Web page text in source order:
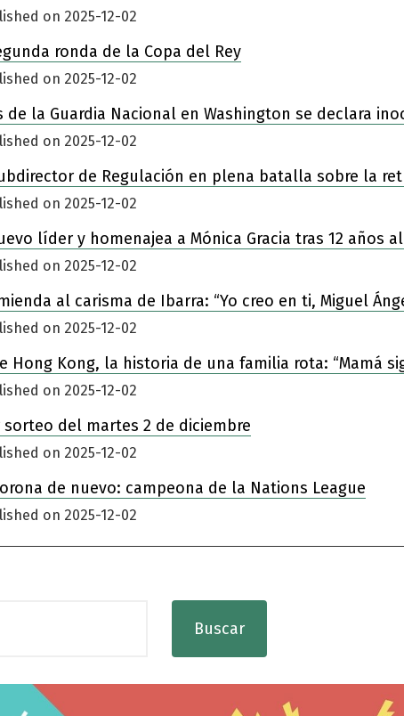
on 2025-12-02
ronda de la Copa del Rey
on 2025-12-02
la Guardia Nacional en Washington se declara
on 2025-12-02
de Regulación en plena batalla sobre la
on 2025-12-02
líder y homenajea a Mónica Gracia tras 12 años
on 2025-12-02
al carisma de Ibarra: “Yo creo en ti, Miguel
on 2025-12-02
Kong, la historia de una familia rota: “Mamá
on 2025-12-02
del martes 2 de diciembre
on 2025-12-02
de nuevo: campeona de la Nations League
on 2025-12-02
Buscar